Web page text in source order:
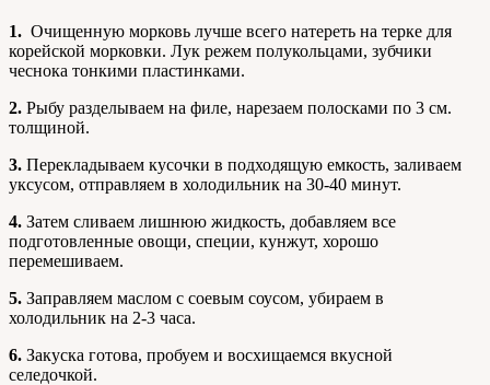
1. Очищенную морковь лучше всего натереть на терке для
корейской морковки. Лук режем полукольцами, зубчики
чеснока тонкими пластинками.
2. Рыбу разделываем на филе, нарезаем полосками по 3 см.
толщиной.
3. Перекладываем кусочки в подходящую емкость, заливаем
уксусом, отправляем в холодильник на 30-40 минут.
4. Затем сливаем лишнюю жидкость, добавляем все
подготовленные овощи, специи, кунжут, хорошо
перемешиваем.
5. Заправляем маслом с соевым соусом, убираем в
холодильник на 2-3 часа.
6. Закуска готова, пробуем и восхищаемся вкусной
селедочкой.